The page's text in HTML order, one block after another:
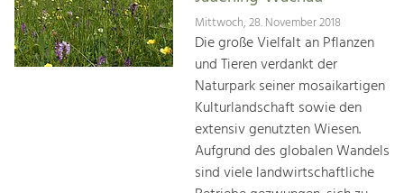
Mittwoch, 28. November 2018
Die große Vielfalt an Pflanzen
und Tieren verdankt der
Naturpark seiner mosaikartigen
Kulturlandschaft sowie den
extensiv genutzten Wiesen.
Aufgrund des globalen Wandels
sind viele landwirtschaftliche